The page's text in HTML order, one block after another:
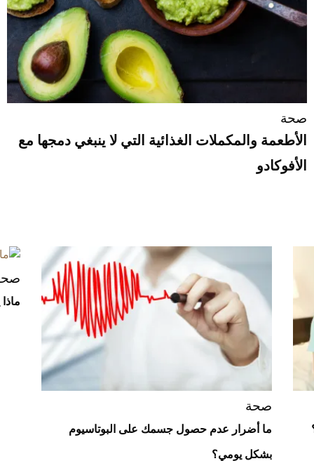
صحة
الأطعمة والمكملات الغذائية التي لا ينبغي دمجها مع
الأفوكادو
صحة
ما أضرار عدم حصول جسمك على البوتاسيوم
بشكل يومي؟